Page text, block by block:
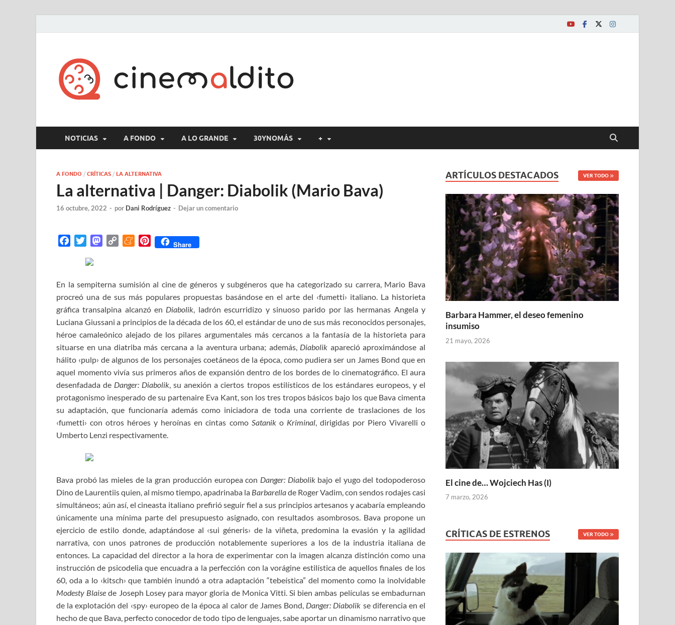
NOTICIAS A FONDO A LO GRANDE 30YNOMÁS +
A FONDO / CRÍTICAS / LA ALTERNATIVA
La alternativa | Danger: Diabolik (Mario Bava)
16 octubre, 2022 - por Dani Rodríguez - Dejar un comentario
b
o
o
k
i
t
e
r
M
o
d
o
n
L
i
n
k
M
a
m
e
P
e
r
e
s
Share
En la sempiterna sumisión al cine de géneros y subgéneros que ha categorizado su carrera, Mario Bava
procreó una de sus más populares propuestas basándose en el arte del ‹fumetti› italiano. La historieta
gráfica transalpina alcanzó en Diabolik, ladrón escurridizo y sinuoso parido por las hermanas Angela y
Luciana Giussani a principios de la década de los 60, el estándar de uno de sus más reconocidos personajes,
héroe camaleónico alejado de los pilares argumentales más cercanos a la fantasía de la historieta para
situarse en una diatriba más cercana a la aventura urbana; además, Diabolik apareció aproximándose al
hálito ‹pulp› de algunos de los personajes coetáneos de la época, como pudiera ser un James Bond que en
aquel momento vivía sus primeros años de expansión dentro de los bordes de lo cinematográfico. El aura
desenfadada de Danger: Diabolik, su anexión a ciertos tropos estilísticos de los estándares europeos, y el
protagonismo inesperado de su partenaire Eva Kant, son los tres tropos básicos bajo los que Bava cimenta
su adaptación, que funcionaría además como iniciadora de toda una corriente de traslaciones de los
‹fumetti› con otros héroes y heroínas en cintas como Sataniko Kriminal, dirigidas por Piero Vivarelli o
Umberto Lenzi respectivamente.
Bava probó las mieles de la gran producción europea con Danger: Diabolikbajo el yugo del todopoderoso
Dino de Laurentiis quien, al mismo tiempo, apadrinaba la Barbarellade Roger Vadim, con sendos rodajes casi
simultáneos; aún así, el cineasta italiano prefirió seguir fiel a sus principios artesanos y acabaría empleando
únicamente una mínima parte del presupuesto asignado, con resultados asombrosos. Bava propone un
ejercicio de estilo donde, adaptándose al ‹sui géneris› de la viñeta, predomina la evasión y la agilidad
narrativa, con unos patrones de producción notablemente superiores a los de la industria italiana de
entonces. La capacidad del director a la hora de experimentar con la imagen alcanza distinción como una
instrucción de psicodelia que encuadra a la perfección con la vorágine estilística de aquellos finales de los
60, oda a lo ‹kitsch› que también inundó a otra adaptación “tebeística” del momento como la inolvidable
Modesty Blaise de Joseph Losey para mayor gloria de Monica Vitti. Si bien ambas películas se embadurnan
de la explotación del ‹spy› europeo de la época al calor de James Bond, Danger: Diabolik se diferencia en el
hecho de que Bava, perfecto conocedor de todo tipo de lenguajes, sabe aportar un dinamismo narrativo que
ARTÍCULOS DESTACADOS VER TODO
Barbara Hammer, el deseo femenino
insumiso
21 mayo, 2026
El cine de… Wojciech Has (I)
7 marzo, 2026
CRÍTICAS DE ESTRENOS VER TODO